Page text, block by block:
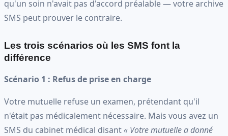
qu'un soin n'avait pas d'accord préalable — votre archive
SMS peut prouver le contraire.
Les trois scénarios où les SMS font la
différence
Scénario 1 : Refus de prise en charge
Votre mutuelle refuse un examen, prétendant qu'il
n'était pas médicalement nécessaire. Mais vous avez un
SMS du cabinet médical disant« Votre mutuelle a donné